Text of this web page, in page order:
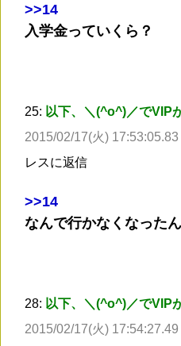
>>14
入学金っていくら？
25: 以下、＼(^o^)／でVIP
2015/02/17(火)
レスに返信
>>14
なんで行かなくなった
28: 以下、＼(^o^)／でVIP
2015/02/17(火) 17:54:27.49